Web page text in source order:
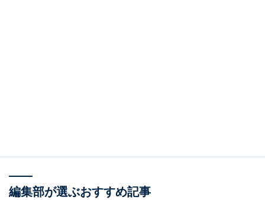
り、元警視庁捜査一課の泊進ノ介役を演じました。2026
年1月期のドラマ『再会〜Silent Truth〜』（テレビ朝日
編集部が選ぶおすすめ記事